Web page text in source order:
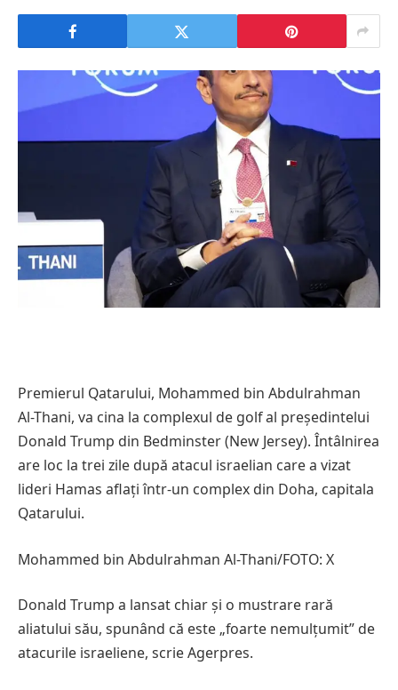
Premierul Qatarului, Mohammed bin Abdulrahman
Al-Thani, va cina la complexul de golf al președintelui
Donald Trump din Bedminster (New Jersey). Întâlnirea
are loc la trei zile după atacul israelian care a vizat
lideri Hamas aflați într-un complex din Doha, capitala
Qatarului.
Mohammed bin Abdulrahman Al-Thani/FOTO: X
Donald Trump a lansat chiar și o mustrare rară
aliatului său, spunând că este „foarte nemulțumit” de
atacurile israeliene, scrie Agerpres.